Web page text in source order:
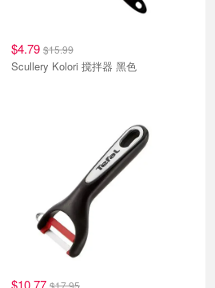
$4.79 $15.99
Scullery Kolori 搅拌器 黑色
$10.77 $17.95